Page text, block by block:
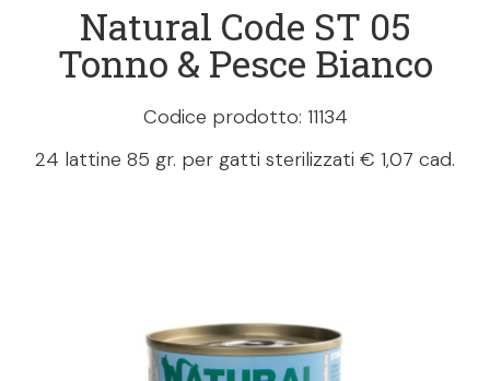
Natural Code ST 05
Tonno & Pesce Bianco
Codice prodotto: 11134
24 lattine 85 gr. per gatti sterilizzati € 1,07 cad.